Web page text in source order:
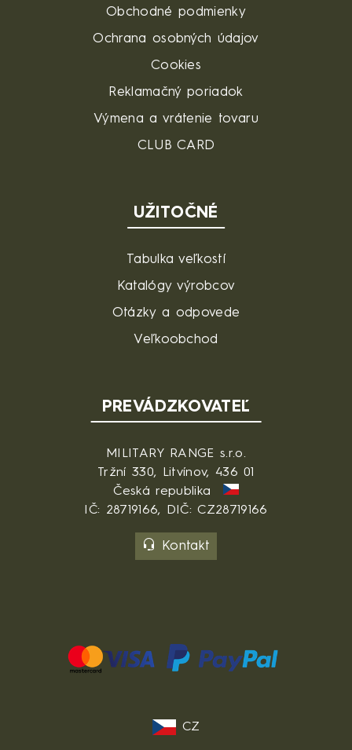
Obchodné podmienky
Ochrana osobných údajov
Cookies
Reklamačný poriadok
Výmena a vrátenie tovaru
CLUB CARD
UŽITOČNÉ
Tabulka veľkostí
Katalógy výrobcov
Otázky a odpovede
Veľkoobchod
PREVÁDZKOVATEĽ
MILITARY RANGE s.r.o.
Tržní 330, Litvínov, 436 01
Česká republika
IČ: 28719166, DIČ: CZ28719166
Kontakt
CZ